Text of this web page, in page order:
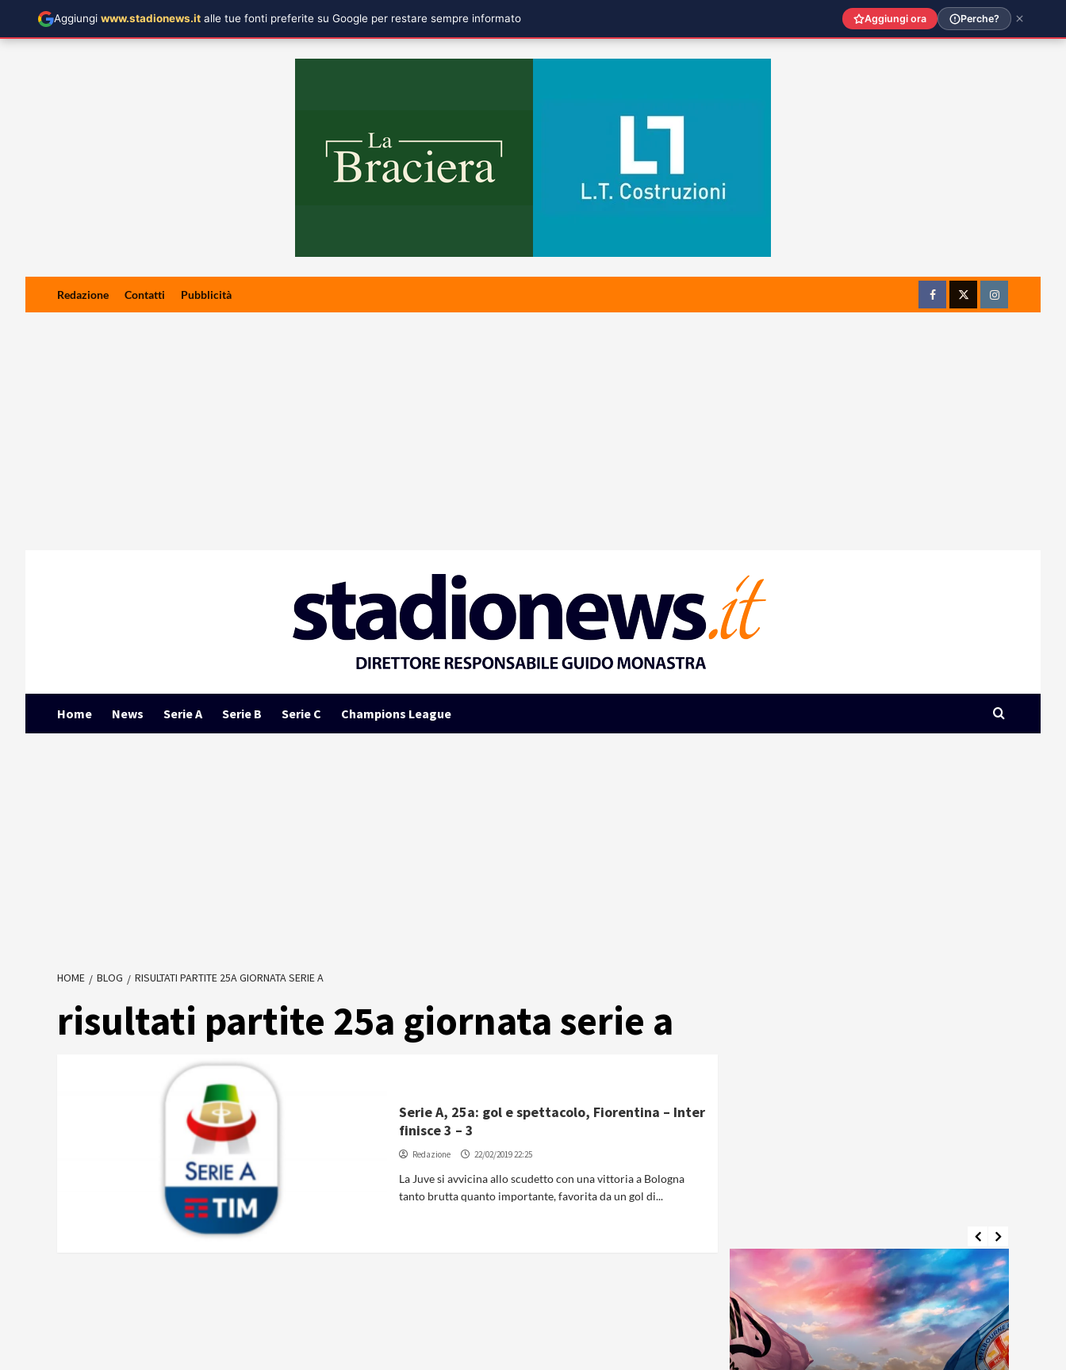
Redazione Contatti Pubblicità
FacebookTwitterInstagram
Home News Serie A Serie B Serie C Champions League
HOME BLOG RISULTATI PARTITE 25A GIORNATA SERIE A
risultati partite 25a giornata serie a
Serie A, 25a: gol e spettacolo, Fiorentina – Inter
finisce 3 – 3
Redazione 22/02/2019 22:25
La Juve si avvicina allo scudetto con una vittoria a Bologna
tanto brutta quanto importante, favorita da un gol di...
Aggiungi www.stadionews.it alle tue fonti preferite su Google per restare sempre informato Aggiungi ora Perche?